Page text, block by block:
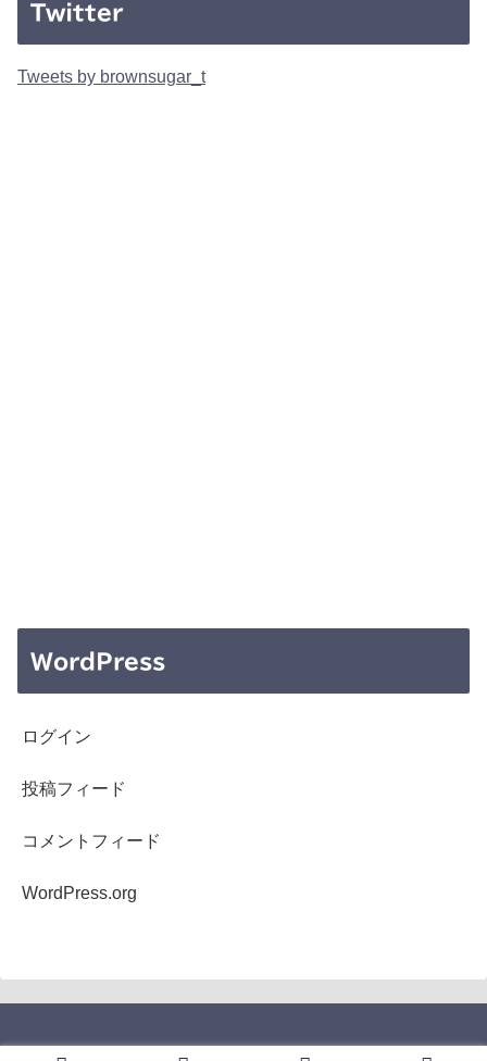
Twitter
Tweets by brownsugar_t
WordPress
ログイン
投稿フィード
コメントフィード
WordPress.org